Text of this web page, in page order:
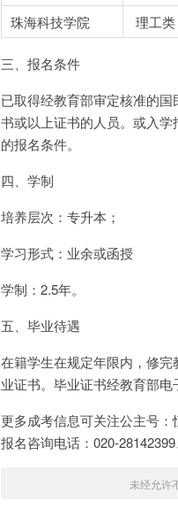
珠海科技学院
理工类
三、报名条件
已取得经教育部审定核准的
书或以上证书的人员。或入
的报名条件。
四、学制
培养层次：专升本；
学习形式：业余或函授
学制：2.5年。
五、毕业待遇
在籍学生在规定年限内，修
业证书。毕业证书经教育部电
更多成考信息可关注公主号
报名咨询电话：020-
未经允许